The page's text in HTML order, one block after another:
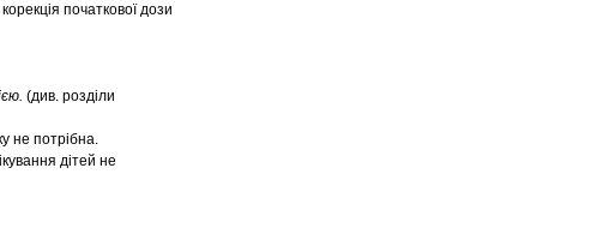
початкової дози
(див. розділи
не потрібна.
дітей не